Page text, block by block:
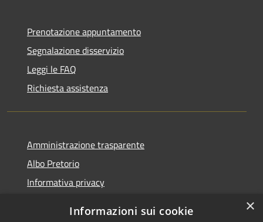
Prenotazione appuntamento
Segnalazione disservizio
Leggi le FAQ
Richiesta assistenza
Amministrazione trasparente
Albo Pretorio
Informativa privacy
×
Informazioni sui cookie